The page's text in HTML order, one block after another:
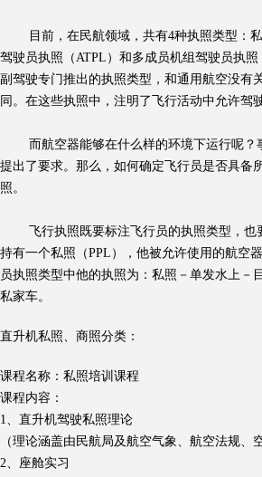
目前，在民航领域，共有4种执照类型：私
驾驶员执照（ATPL）和多成员机组驾驶员执
副驾驶专门推出的执照类型，和通用航空没有
同。在这些执照中，注明了飞行活动中允许驾
而航空器能够在什么样的环境下运行呢？
提出了要求。那么，如何确定飞行员是否具备
照。
飞行执照既要标注飞行员的执照类型，也
持有一个私照（PPL），他被允许使用的航空
员执照类型中他的执照为：私照－单发水上
私家车。
直升机私照、商照分类：
课程名称：私照培训课程
课程内容：
1、直升机驾驶私照理论
（理论涵盖由民航局及航空气象、航空法规、
2、座舱实习